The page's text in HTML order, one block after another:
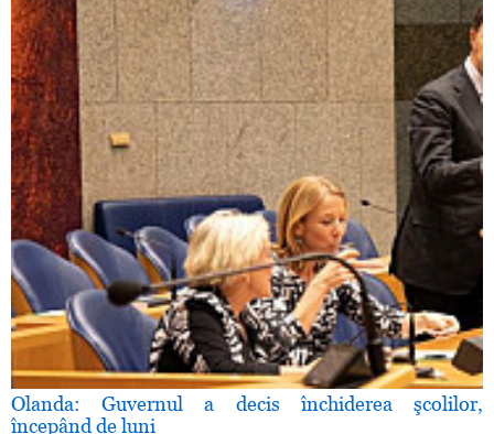
Olanda: Guvernul a decis închiderea şcolilor,
începând de luni